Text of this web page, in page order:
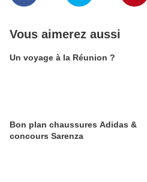
Vous aimerez aussi
Un voyage à la Réunion ?
Bon plan chaussures Adidas &
concours Sarenza